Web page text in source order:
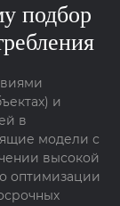
подбор
и
в
модели с
высокой
оптимизации